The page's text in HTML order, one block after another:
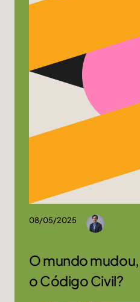
08/05/2025
O mundo
o Código Civil?